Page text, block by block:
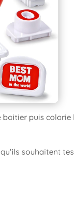
boitier puis
souhaitent